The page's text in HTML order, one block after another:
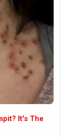
на
от
ви
са. В
It's The